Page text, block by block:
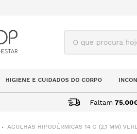
O que procura hoje?
HIGIENE E CUIDADOS DO CORPO
Faltam 75.00
AGULHAS HIPODÉRMICAS 14 G (2,1 MM)